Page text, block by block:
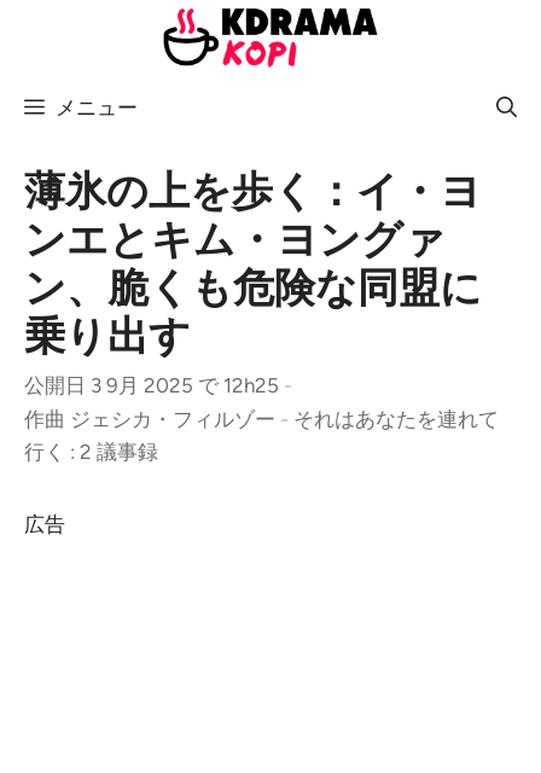
メニュー
薄氷の上を歩く：イ・ヨ
ンエとキム・ヨングァ
ン、脆くも危険な同盟に
乗り出す
公開日 3 9月 2025 で 12h25 -
作曲 ジェシカ・フィルゾー - それはあなたを連れて
行く : 2 議事録
広告